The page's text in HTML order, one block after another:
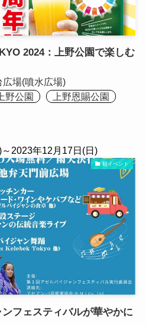
2024：上野公園で楽しむ
広場(噴水広場)
上野公園
上野恩賜公園
2023年12月17日(日)
観イベント
フェスティバルが華やかに